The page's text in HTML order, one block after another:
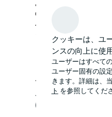
あることを示してい
のようなヨーロッパ
パワーのような企業
しても重要な貢献と
JLLについて
JLL（ニューヨーク証
は、不動産に関わる
クッキーは、ユ
ンスの向上に使
ユーザーはすべて
ユーザー固有の設
きます。詳細は、
トを参照してくだ